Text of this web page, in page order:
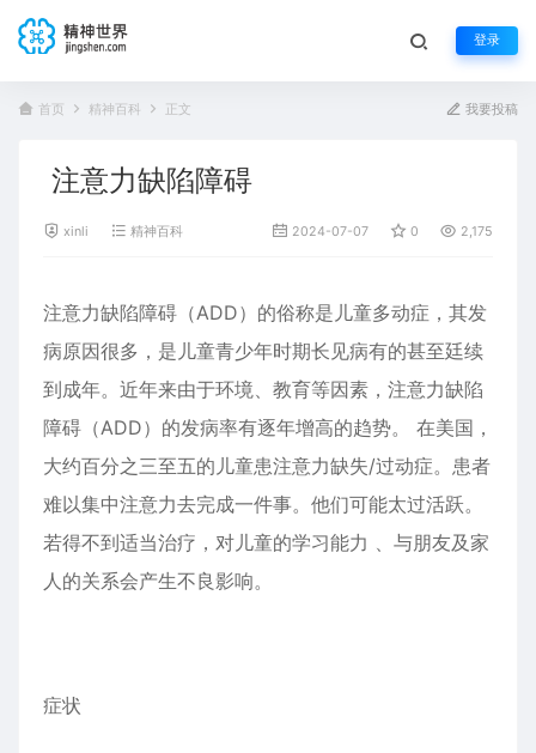
登录
首页 精神百科 正文 我要投稿
注意力缺陷障碍
xinli 精神百科 2024-07-07 0 2,175
注意力缺陷障碍（ADD）的俗称是儿童多动症 ，其发
病原因很多，是儿童青少年时期长见病有的甚至廷续
到成年。近年来由于环境、教育等因素，注意力缺陷
障碍（ADD）的发病率有逐年增高的趋势。 在美国，
大约百分之三至五的儿童患注意力缺失/过动症。患者
难以集中注意力去完成一件事。他们可能太过活跃。
若得不到适当治疗，对儿童的学习能力 、与朋友及家
人的关系会产生不良影响。
症状